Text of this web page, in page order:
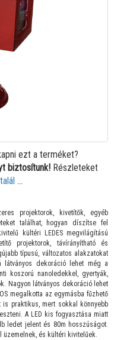
ezt a terméket?
biztosítunk! Részleteket
...
projektorok, kivetítők, egyéb
találhat, hogyan díszítse fel
kültéri LEDES megvilágítású
projektorok, távírányítható és
típusú, változatos alakzatokat
látványos dekoráció lehet még a
koszorú nanoledekkel, gyertyák,
Nagyon látványos dekoráció lehet
megalkotta az egymásba fűzhető
praktikus, mert sokkal könnyebb
A LED kis fogyasztása miatt
ledet jelent és 80m hosszúságot.
és kültéri kivitelűek.